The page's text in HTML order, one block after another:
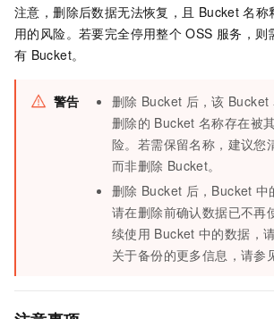
注意，删除后数据无法恢复，且 Bucket 名称
用的风险。若要完全停用整个 OSS 服务，则
有 Bucket。
警告 删除 Bucket 后，该 Bucket
删除的 Bucket 名称存在被
险。若需保留名称，建议您
而非删除 Bucket。
删除 Bucket 后，Bucket 中
请在删除前确认数据已不再
续使用 Bucket 中的数据，
关于备份的更多信息，请参